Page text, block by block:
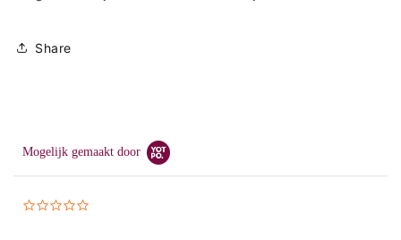
Share
Mogelijk gemaakt door